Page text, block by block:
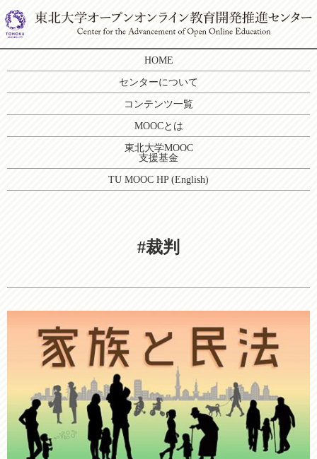
HOME
センターについて
コンテンツ一覧
MOOCとは
東北大学MOOC
支援基金
TU MOOC HP (English)
#裁判